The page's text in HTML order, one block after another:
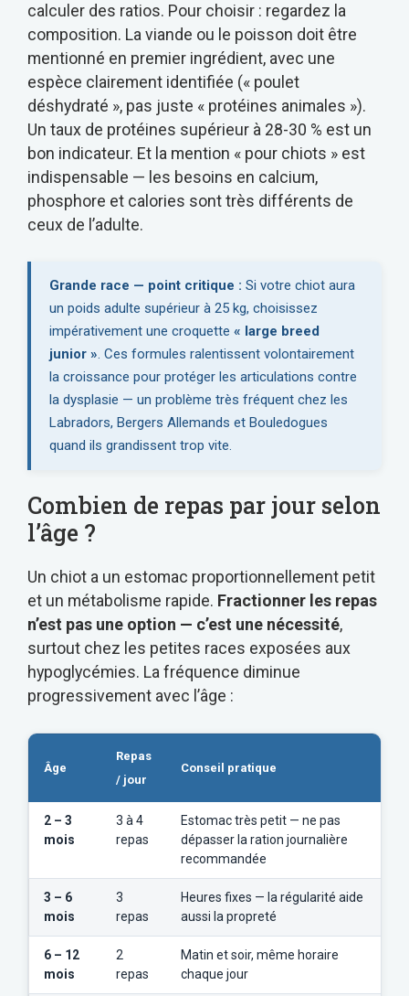
calculer des ratios. Pour choisir : regardez la
composition. La viande ou le poisson doit être
mentionné en premier ingrédient, avec une
espèce clairement identifiée (« poulet
déshydraté », pas juste « protéines animales »).
Un taux de protéines supérieur à 28-30 % est un
bon indicateur. Et la mention « pour chiots » est
indispensable — les besoins en calcium,
phosphore et calories sont très différents de
ceux de l’adulte.
Grande race — point critique : Si votre chiot aura
un poids adulte supérieur à 25 kg, choisissez
impérativement une croquette « large breed
junior ». Ces formules ralentissent volontairement
la croissance pour protéger les articulations contre
la dysplasie — un problème très fréquent chez les
Labradors, Bergers Allemands et Bouledogues
quand ils grandissent trop vite.
Combien de repas par jour selon
l’âge ?
Un chiot a un estomac proportionnellement petit
et un métabolisme rapide. Fractionner les repas
n’est pas une option — c’est une nécessité,
surtout chez les petites races exposées aux
hypoglycémies. La fréquence diminue
progressivement avec l’âge :
Âge
Repas
/ jour
Conseil pratique
2 – 3
mois
3 à 4
repas
Estomac très petit — ne pas
dépasser la ration journalière
recommandée
3 – 6
mois
3
repas
Heures fixes — la régularité aide
aussi la propreté
6 – 12
mois
2
repas
Matin et soir, même horaire
chaque jour